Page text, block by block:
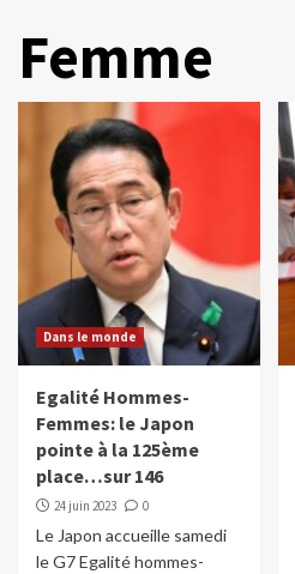
Femme
Dans le monde
Egalité Hommes-
Femmes: le Japon
pointe à la 125ème
place…sur 146
24 juin 2023 0
Le Japon accueille samedi
le G7 Egalité hommes-